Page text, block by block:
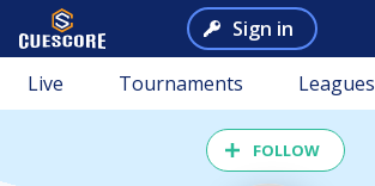
Sign in
Live Tournaments Leagues
FOLLOW